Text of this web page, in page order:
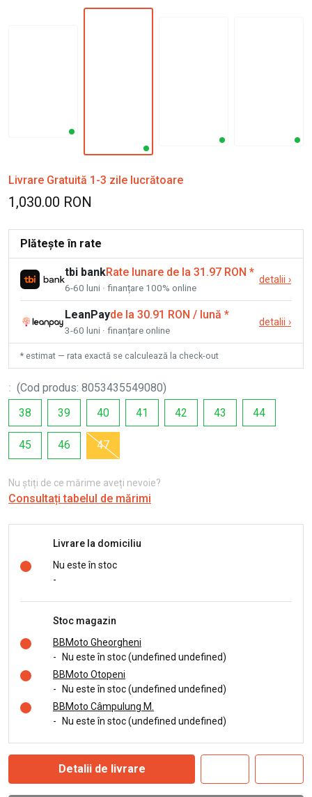
Livrare Gratuită 1-3 zile lucrătoare
1,030.00 RON
Plătește în rate
tbi bankRate lunare de la 31.97 RON *
6-60 luni · finanțare 100% online
detalii ›
LeanPayde la 30.91 RON / lună *
3-60 luni · finanțare online
detalii ›
* estimat — rata exactă se calculează la check-out
: (Cod produs: 8053435549080)
38
39 40 41 42 43 44
45 46 47
Nu știți de ce mărime aveți nevoie?
Consultați tabelul de mărimi
Livrare la domiciliu
Nu este în stoc
-
Stoc magazin
BBMoto Gheorgheni
-
Nu este în stoc (undefined undefined)
BBMoto Otopeni
-
Nu este în stoc (undefined undefined)
BBMoto Câmpulung M.
-
Nu este în stoc (undefined undefined)
Detalii de livrare